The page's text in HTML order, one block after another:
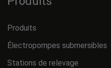
Produits
Électropompes submersibles
Stations de relevage